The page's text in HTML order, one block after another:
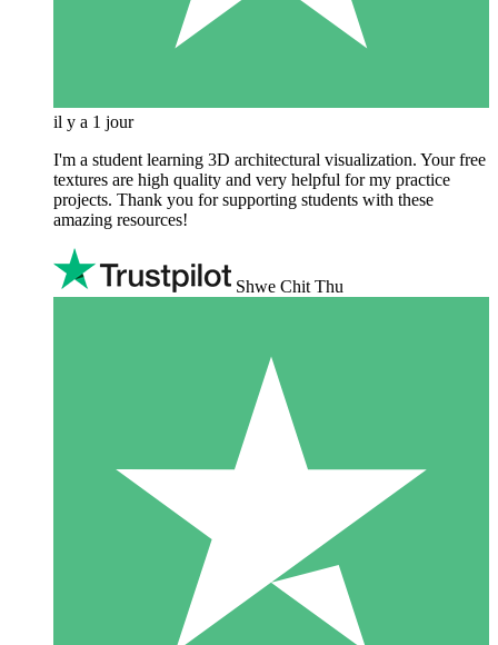
il y a 1 jour
I'm a student learning 3D architectural visualization. Your free
textures are high quality and very helpful for my practice
projects. Thank you for supporting students with these
amazing resources!
Shwe Chit Thu